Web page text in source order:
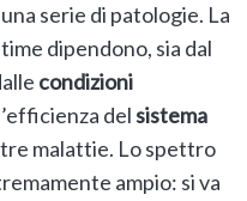
serie di patologie. La
dipendono, sia dal
condizioni
delsistema
malattie. Lo spettro
ampio: si va